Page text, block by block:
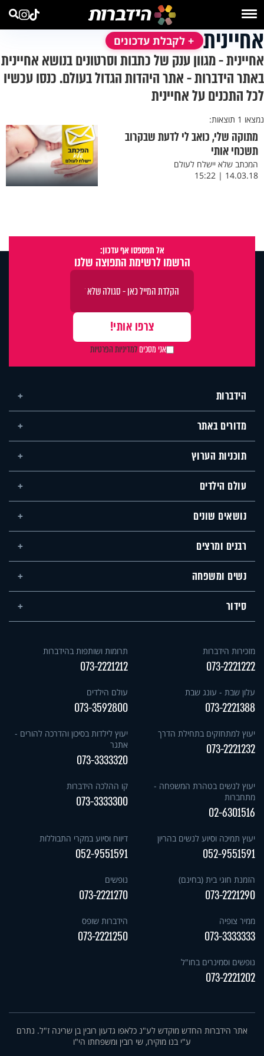
אחיינית + לקבלת עדכונים
אחיינית - מגוון ענק של כתבות וסרטונים בנושא אחיינית
באתר הידברות - אתר היהדות הגדול בעולם. כנסו עכשיו
לכל התכנים על אחיינית
נמצאו 1 תוצאות:
מתוקה שלי, כואב לי לדעת שבקרוב
תשכחי אותי
המכתב שלא יישלח לעולם
14.03.18 | 15:22
אל תפספסו אף עדכון:
הרשמו לרשימת התפוצה שלנו
אני מסכיםלמדיניות הפרטיות
הידברות
מדורים באתר
תוכניות הערוץ
עולם הילדים
נושאים שונים
רבנים ומרצים
נשים ומשפחה
סידור
מזכירות הידברות
073-2221222
תרומות ושותפות בהידברות
073-2221212
עלון שבת - עונג שבת
073-2221388
עולם הילדים
073-3592800
יעוץ למתחזקים בתחילת הדרך
073-2221232
יעוץ לילדות בסיכון והדרכה להורים -
אתגר
073-3333320
יעוץ לנשים בטהרת המשפחה -
מתחברות
02-6301516
קו ההלכה הידברות
073-3333300
יעוץ תמיכה וסיוע לנשים בהריון
052-9551591
דיווח וסיוע במקרי התבוללות
052-9551591
הזמנת חוגי בית (בחינם)
073-2221290
נופשים
073-2221270
ממיר צופיה
073-3333333
הידברות שופס
073-2221250
נופשים וסמינרים בחו"ל
073-2221202
אתר הידברות החדש מוקדש לע"נ כלאפו גדעון רובין בן שרינה ז"ל. נתרם
ע"י בנו מוקירו, שי רובין ומשפחתו הי"ו